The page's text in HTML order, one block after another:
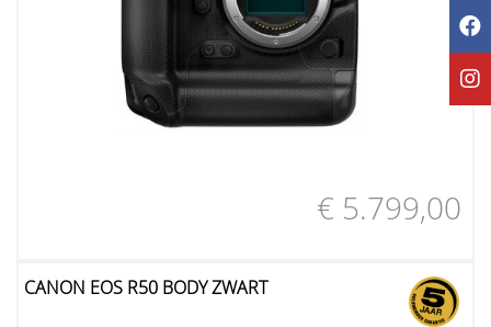
€ 5.799,00
CANON EOS R50 BODY ZWART